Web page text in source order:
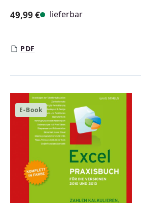
49,99 € lieferbar
PDF
E-Book